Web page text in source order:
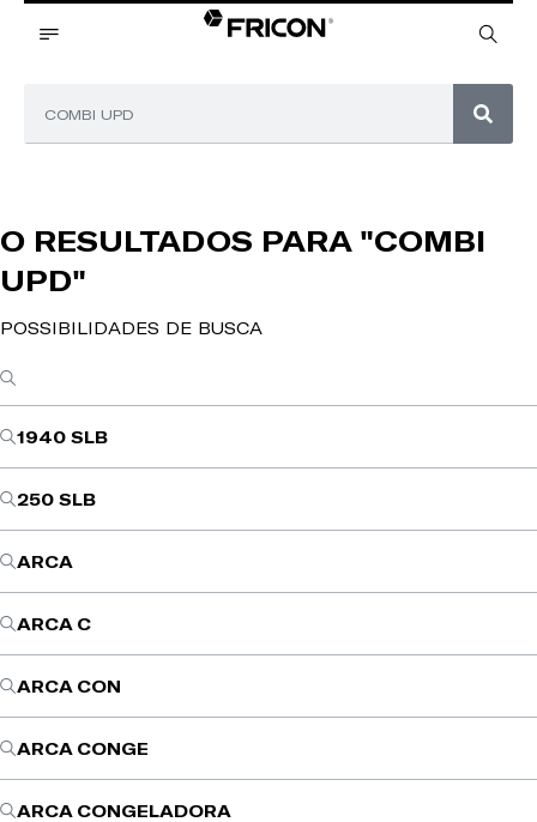
O RESULTADOS PARA "COMBI
UPD"
POSSIBILIDADES DE BUSCA
1940 SLB
250 SLB
ARCA
ARCA C
ARCA CON
ARCA CONGE
ARCA CONGELADORA